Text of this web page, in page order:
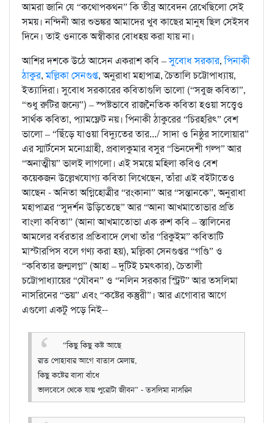
আমরা জানি যে “কথোপকথন” কি তীব্র আবেদন রেখেছিলো সেই
সময়। নন্দিনী আর শুভঙ্কর আমাদের খুব কাছের মানুষ ছিল সেইসব
দিনে। তাই ওনাকে অস্বীকার বোধহয় করা যায় না।
আশির দশকে উঠে আসেন একরাশ কবি –সুবোধ সরকার,পিনাকী
ঠাকুর,মল্লিকা সেনগুপ্ত, অনুরাধা মহাপাত্র, চৈতালি চট্টোপাধ্যায়,
ইত্যাদিরা। সুবোধ সরকারের কবিতাগুলি ভালো (“সবুজ কবিতা”,
“শুধু রুটির জন্যে”) – স্পষ্টভাবে রাজনৈতিক কবিতা হওয়া সত্ত্বেও
সার্থক কবিতা, প্যামফ্লেট নয়। পিনাকী ঠাকুরের “চিরহরিৎ” বেশ
ভালো – “ছিঁড়ে যাওয়া বিদ্যুতের তার.../ সাদা ও নিষ্ঠুর সালোয়ার”
এর স্মার্টনেস মনোগ্রাহী, প্রবালকুমার বসুর “ভিনদেশী গল্প” আর
“অনাত্মীয়” ভালই লাগলো। এই সময়ে মহিলা কবিও বেশ
কয়েকজন উল্লেখযোগ্য কবিতা লিখেছেন, তাঁরা এই বইটাতেও
আছেন - অনিতা অগ্নিহোত্রীর “রংকানা” আর “সন্তানকে”, অনুরাধা
মহাপাত্রর “সুদর্শন উড়িতেছে” আর “আনা আখমাতোভার প্রতি
বাংলা কবিতা” (আনা আখমাতোভা এক রুশ কবি – স্তালিনের
আমলের বর্বরতার প্রতিবাদে লেখা তাঁর “রিকুইম” কবিতাটি
মাস্টারপিস বলে গণ্য করা হয়), মল্লিকা সেনগুপ্তর “গণ্ডি” ও
“কবিতার জন্মলগ্ন” (আহা – দুটিই চমৎকার), চৈতালী
চট্টোপাধ্যায়ের “যৌবন” ও “নলিন সরকার স্ট্রিট” আর তসলিমা
নাসরিনের “ভয়” এবং “কষ্টের কস্তুরী”। আর এগোবার আগে
এগুলো একটু পড়ে নিই--
“কিছু কিছু কষ্ট আছে
রাত পোহাবার আগে বাতাস মেলায়,
কিছু কষ্টের বাসা বাঁধে
ভালবেসে থেকে যায় পুরোটা জীবন” - তসলিমা নাসরিন